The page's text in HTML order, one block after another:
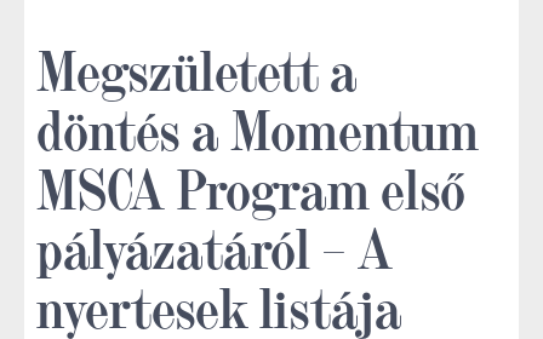
Megszületett a
döntés a Momentum
MSCA Program első
pályázatáról – A
nyertesek listája